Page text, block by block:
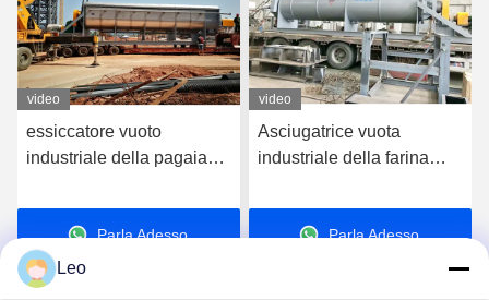
video
essiccatore vuoto
industriale della pagaia
betoniera del fango
Parla Adesso.
video
Asciugatrice vuota
industriale della farina
pagaia di certificazione
ISO9001 30KW
Parla Adesso.
Leo